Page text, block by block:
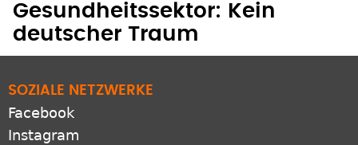
Gesundheitssektor: Kein
deutscher Traum
SOZIALE NETZWERKE
Facebook
Instagram